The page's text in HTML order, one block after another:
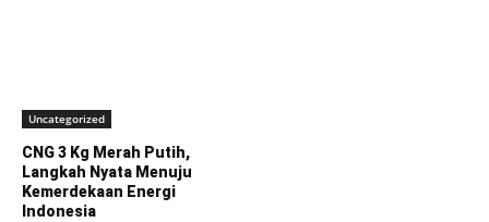
Uncategorized
CNG 3 Kg Merah Putih,
Langkah Nyata Menuju
Kemerdekaan Energi
Indonesia